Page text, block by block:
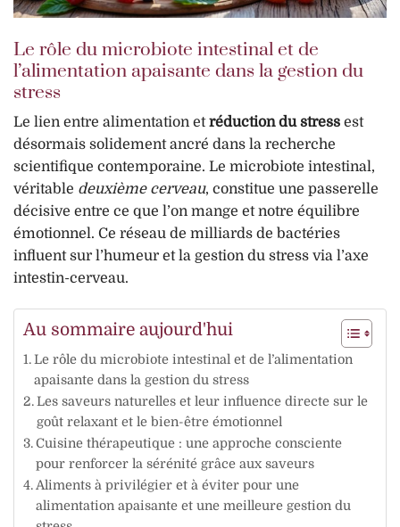
Le rôle du microbiote intestinal et de
l’alimentation apaisante dans la gestion du
stress
Le lien entre alimentation etréduction du stress est
désormais solidement ancré dans la recherche
scientifique contemporaine. Le microbiote intestinal,
véritable deuxième cerveau, constitue une passerelle
décisive entre ce que l’on mange et notre équilibre
émotionnel. Ce réseau de milliards de bactéries
influent sur l’humeur et la gestion du stress via l’axe
intestin-cerveau.
Au sommaire aujourd'hui
Le rôle du microbiote intestinal et de l’alimentation
apaisante dans la gestion du stress
Les saveurs naturelles et leur influence directe sur le
goût relaxant et le bien-être émotionnel
Cuisine thérapeutique : une approche consciente
pour renforcer la sérénité grâce aux saveurs
Aliments à privilégier et à éviter pour une
alimentation apaisante et une meilleure gestion du